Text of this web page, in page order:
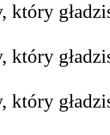
który
który
który